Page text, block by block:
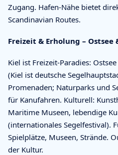
Zugang. Hafen-Nähe bietet
Scandinavian Routes.
Freizeit & Erholung – Ostsee
Kiel ist Freizeit-Paradies:
(Kiel ist deutsche
Promenaden; Naturparks und
für Kanufahren. Kulturell:
Maritime Museen, lebendige
(internationales Segelfestival).
Spielplätze, Museen, Strände.
der Kultur.